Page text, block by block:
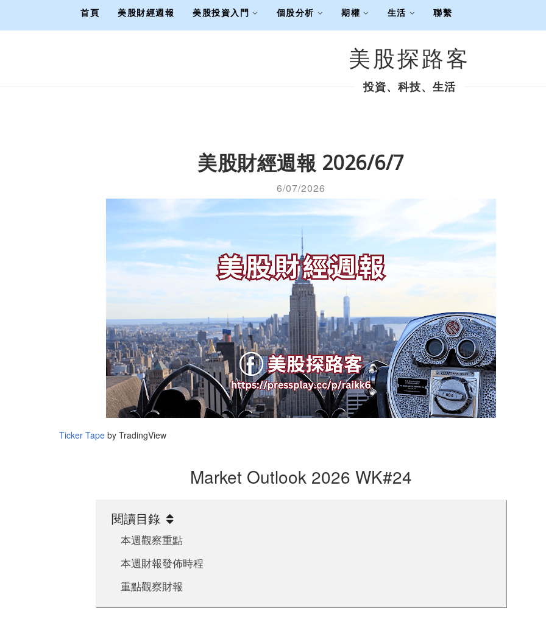
美股探路客
首頁 美股財經週報 美股投資入門 個股分析 期權 生活 聯繫
投資、科技、生活
美股財經週報 2026/6/7
6/07/2026
Ticker Tape by TradingView
Market Outlook 2026 WK#24
閱讀目錄
本週觀察重點
本週財報發佈時程
重點觀察財報